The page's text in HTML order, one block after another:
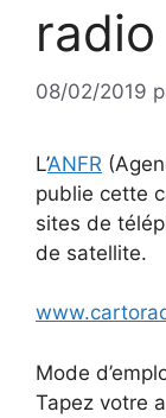
radio
08/02/2019
L’ANFR
publie cette
sites de
de satellite.
Mode
Tapez votre